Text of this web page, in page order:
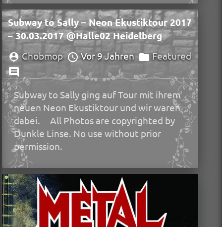
Subway to Sally – Neon Ekustiktour 2017
– 30.03.2017 @Halle02 Heidelberg
Chobmop Vor 9 Jahren Featured
Subway to Sally ging auf Tour mit ihrem
neuen Neon Ekustiktour und wir waren
dabei. All Photos are copyrighted by
Dunkle Linse. No use without prior
permission.